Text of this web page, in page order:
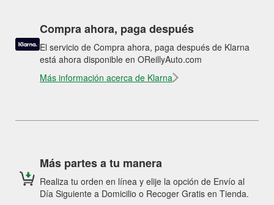
Compra ahora, paga después
El servicio de Compra ahora, paga después de Klarna
está ahora disponible en OReillyAuto.com
Más información acerca de Klarna
Más partes a tu manera
Realiza tu orden en línea y elije la opción de Envío al
Día Siguiente a Domicilio o Recoger Gratis en Tienda.